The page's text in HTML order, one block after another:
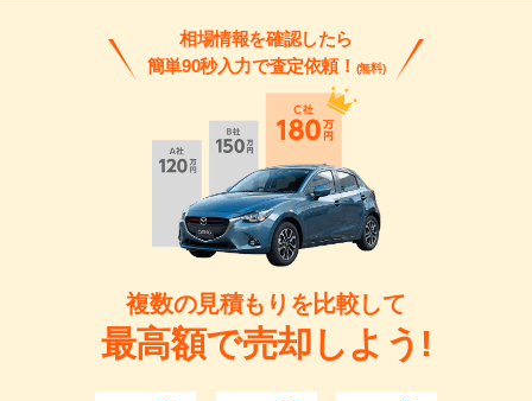
相場情報を確認したら
簡単90秒入力で査定依頼！ (無料)
複数の見積もりを比較して
最高額で売却しよう!